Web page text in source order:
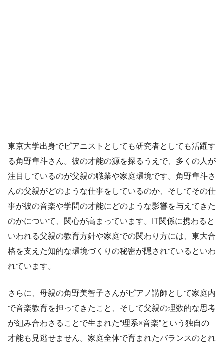
東京大学出身でピアニストとしても研究者としても活躍す
る角野隼斗さん。彼の才能の源を探るうえで、多くの人が
注目しているのが父親の職業や家庭環境です。角野隼斗さ
んの父親がどのような仕事をしているのか、そしてその仕
事が彼の音楽や学問の才能にどのような影響を与えてきた
のかについて、関心が高まっています。IT関係に携わると
いわれる父親の教育方針や家庭での関わり方には、東大合
格を支えた知的な環境づくりの秘密が隠されているといわ
れています。
さらに、母親の角野美智子さんがピアノ講師として家庭内
で音楽教育を担ってきたこと、そして父親の理数的な思考
が組み合わさることで生まれた“理系×音楽”という独自の
才能も見逃せません。家庭全体で育まれたバランスのとれ